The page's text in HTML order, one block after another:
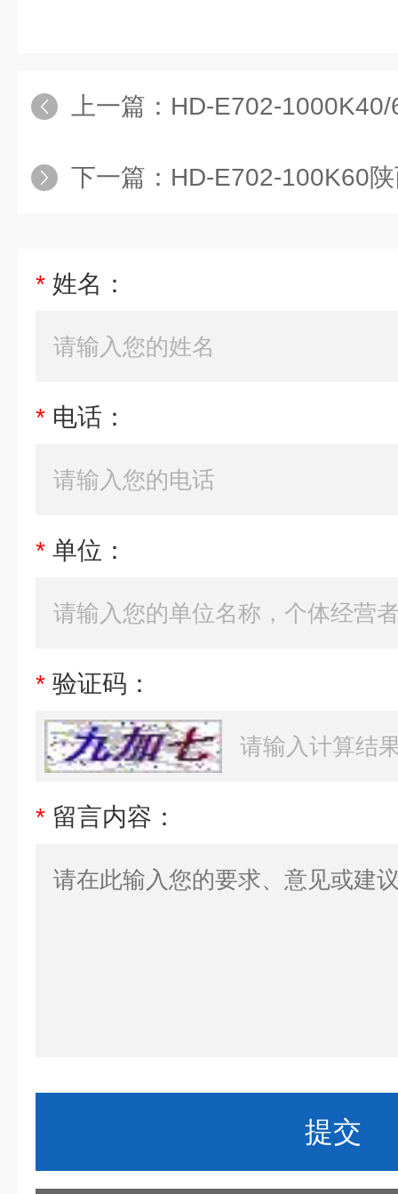
上一篇： HD-E702-1000K40/60
下一篇： HD-E702-100K60陕西
* 姓名：
* 电话：
* 单位：
* 验证码：
* 留言内容：